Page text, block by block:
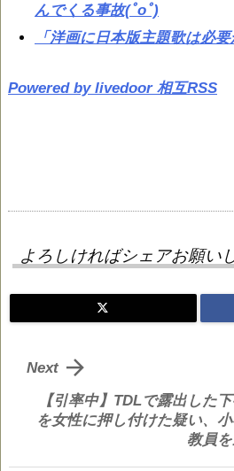
んでくる事故(ﾟoﾟ)
「洋画に日本版主題歌は必
Powered by livedoor 相互RSS
よろしければシェアお願い
【引率中】TDLで露出した
を女性に押し付けた疑い、
教員

Next